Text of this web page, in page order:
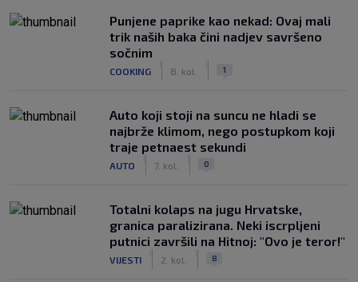
Punjene paprike kao nekad: Ovaj mali
trik naših baka čini nadjev savršeno
sočnim
COOKING 8. kol. 1
Auto koji stoji na suncu ne hladi se
najbrže klimom, nego postupkom koji
traje petnaest sekundi
AUTO 7. kol. 0
Totalni kolaps na jugu Hrvatske,
granica paralizirana. Neki iscrpljeni
putnici završili na Hitnoj: "Ovo je teror!"
VIJESTI 2. kol. 8